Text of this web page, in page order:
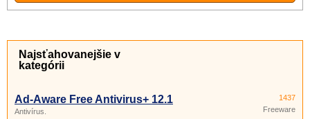
Najsťahovanejšie v
kategórii
Ad-Aware Free Antivirus+ 12.1
Antivírus.
1437
Freeware